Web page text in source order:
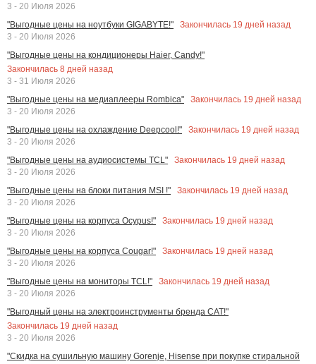
3 - 20 Июля 2026
"Выгодные цены на ноутбуки GIGABYTE!"
Закончилась 19 дней назад
3 - 20 Июля 2026
"Выгодные цены на кондиционеры Haier, Candy!"
Закончилась 8 дней назад
3 - 31 Июля 2026
"Выгодные цены на медиаплееры Rombica"
Закончилась 19 дней назад
3 - 20 Июля 2026
"Выгодные цены на охлаждение Deepcool!"
Закончилась 19 дней назад
3 - 20 Июля 2026
"Выгодные цены на аудиосистемы TCL"
Закончилась 19 дней назад
3 - 20 Июля 2026
"Выгодные цены на блоки питания MSI !"
Закончилась 19 дней назад
3 - 20 Июля 2026
"Выгодные цены на корпуса Ocypus!"
Закончилась 19 дней назад
3 - 20 Июля 2026
"Выгодные цены на корпуса Cougar!"
Закончилась 19 дней назад
3 - 20 Июля 2026
"Выгодные цены на мониторы TCL!"
Закончилась 19 дней назад
3 - 20 Июля 2026
"Выгодный цены на электроинструменты бренда CAT!"
Закончилась 19 дней назад
3 - 20 Июля 2026
"Скидка на сушильную машину Gorenje, Hisense при покупке стиральной